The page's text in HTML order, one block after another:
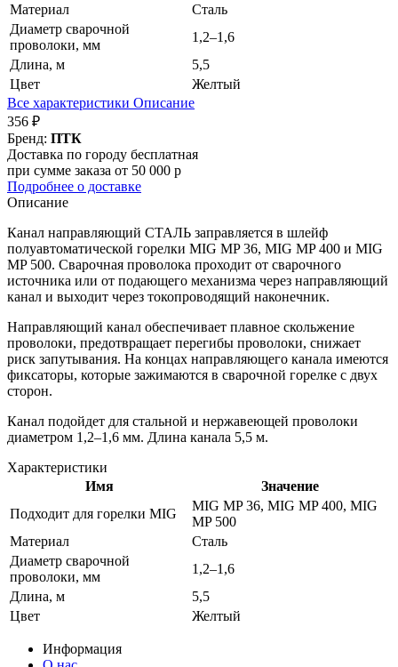
Материал
Сталь
Диаметр сварочной
проволоки, мм
1,2–1,6
Длина, м
5,5
Цвет
Желтый
Все характеристики Описание
356 ₽
Бренд: ПТК
Доставка по городу бесплатная
при сумме заказа от 50 000 р
Подробнее о доставке
Описание
Канал направляющий СТАЛЬ заправляется в шлейф
полуавтоматической горелки MIG MP 36, MIG MP 400 и MIG
MP 500. Сварочная проволока проходит от сварочного
источника или от подающего механизма через направляющий
канал и выходит через токопроводящий наконечник.
Направляющий канал обеспечивает плавное скольжение
проволоки, предотвращает перегибы проволоки, снижает
риск запутывания. На концах направляющего канала имеются
фиксаторы, которые зажимаются в сварочной горелке с двух
сторон.
Канал подойдет для стальной и нержавеющей проволоки
диаметром 1,2–1,6 мм. Длина канала 5,5 м.
Характеристики
Имя
Значение
Подходит для горелки MIG
MIG MP 36, MIG MP 400, MIG
MP 500
Материал
Сталь
Диаметр сварочной
проволоки, мм
1,2–1,6
Длина, м
5,5
Цвет
Желтый
Информация